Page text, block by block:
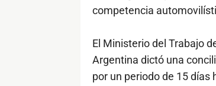
competencia
El Ministerio del Trabajo
Argentina dictó una
por un periodo de 15 días